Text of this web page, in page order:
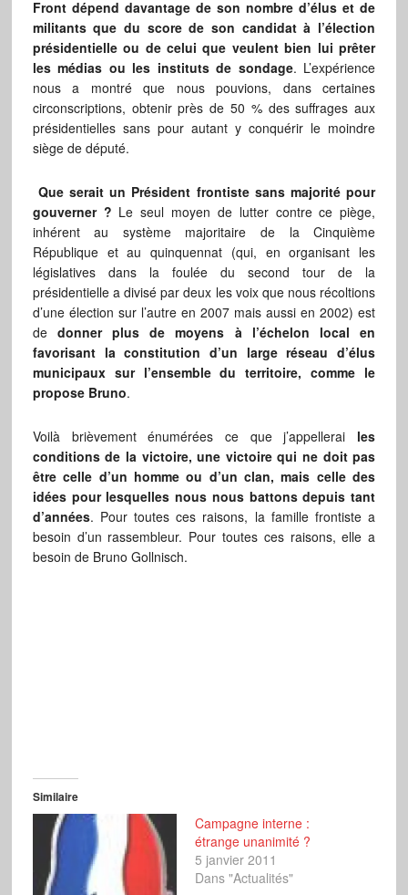
Front dépend davantage de son nombre d’élus et de
militants que du score de son candidat à l’élection
présidentielle ou de celui que veulent bien lui prêter
les médias ou les instituts de sondage. L’expérience
nous a montré que nous pouvions, dans certaines
circonscriptions, obtenir près de 50 % des suffrages aux
présidentielles sans pour autant y conquérir le moindre
siège de député.
Que serait un Président frontiste sans majorité pour
gouverner ? Le seul moyen de lutter contre ce piège,
inhérent au système majoritaire de la Cinquième
République et au quinquennat (qui, en organisant les
législatives dans la foulée du second tour de la
présidentielle a divisé par deux les voix que nous récoltions
d’une élection sur l’autre en 2007 mais aussi en 2002) est
de donner plus de moyens à l’échelon local en
favorisant la constitution d’un large réseau d’élus
municipaux sur l’ensemble du territoire, comme le
propose Bruno.
Voilà brièvement énumérées ce que j’appellerai les
conditions de la victoire, une victoire qui ne doit pas
être celle d’un homme ou d’un clan, mais celle des
idées pour lesquelles nous nous battons depuis tant
d’années. Pour toutes ces raisons, la famille frontiste a
besoin d’un rassembleur. Pour toutes ces raisons, elle a
besoin de Bruno Gollnisch.
Similaire
Campagne interne :
étrange unanimité ?
5 janvier 2011
Dans "Actualités"